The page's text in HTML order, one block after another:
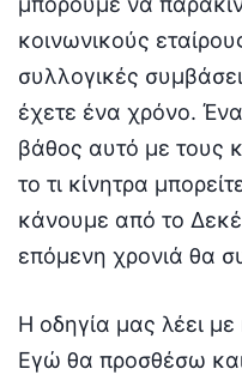
κοινωνικούς
συλλογικές
έχετε ένα χρόνο.
βάθος αυτό με τους
το τι κίνητρα
κάνουμε από το
επόμενη χρονιά θα
Η οδηγία μας λέει με
Εγώ θα προσθέσω